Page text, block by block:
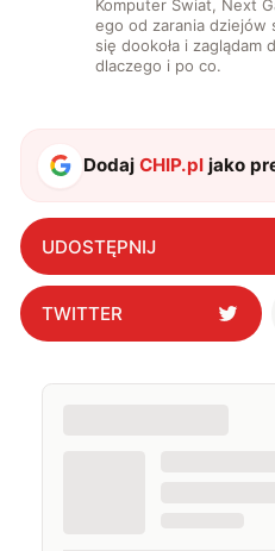
Komputer Świat, Next
ego od zarania dziejów
się dookoła i
dlaczego i po co.
DodajCHIP.pl jako
UDOSTĘPNIJ
TWITTER